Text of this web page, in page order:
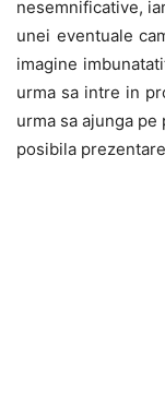
nesemnificative,
unei eventuale
imagine
urma sa intre in
urma sa ajunga
posibila